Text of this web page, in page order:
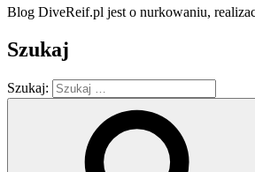
Blog DiveReif.pl jest o nurkowaniu,
Szukaj
Szukaj: